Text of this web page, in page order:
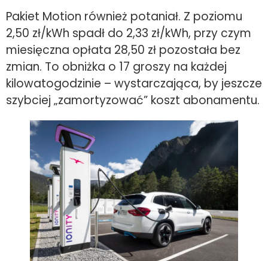
Pakiet Motion również potaniał. Z poziomu
2,50 zł/kWh spadł do 2,33 zł/kWh, przy czym
miesięczna opłata 28,50 zł pozostała bez
zmian. To obniżka o 17 groszy na każdej
kilowatogodzinie – wystarczająca, by jeszcze
szybciej „zamortyzować” koszt abonamentu.